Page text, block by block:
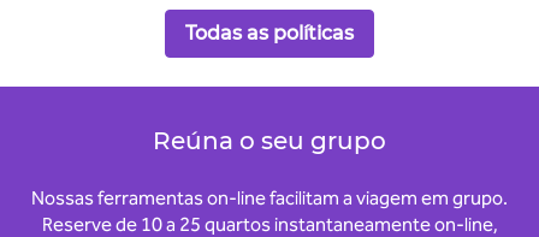
Todas as políticas
Reúna o seu grupo
Nossas ferramentas on-line facilitam a viagem em grupo.
Reserve de 10 a 25 quartos instantaneamente on-line,